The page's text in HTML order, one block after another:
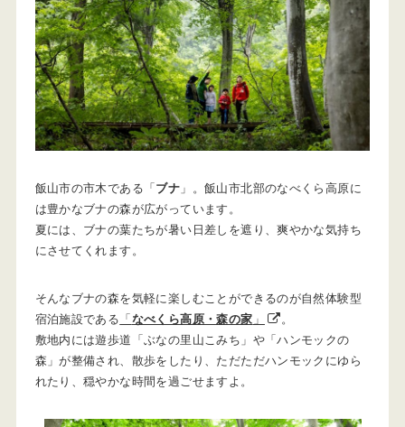
飯山市の市木である「ブナ 」。飯山市北部のなべくら高原に
は豊かなブナの森が広がっています。
夏には、ブナの葉たちが暑い日差しを遮り、爽やかな気持ち
にさせてくれます。
そんなブナの森を気軽に楽しむことができるのが自然体験型
宿泊施設である 「なべくら高原・森の家 」
。
敷地内には遊歩道「ぶなの里山こみち」や「ハンモックの
森」が整備され、散歩をしたり、ただただハンモックにゆら
れたり、穏やかな時間を過ごせますよ。